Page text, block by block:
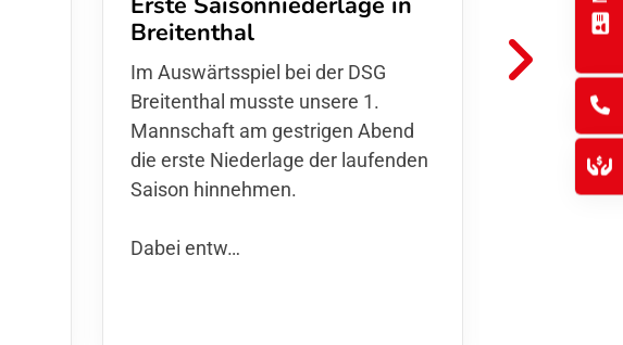
Breitenthal
Im Auswärtsspiel bei der DSG
Breitenthal musste unsere 1.
Mannschaft am gestrigen Abend
die erste Niederlage der laufenden
Saison hinnehmen.
Dabei entw…
Im
empfing
1. FFC
Hinspiel